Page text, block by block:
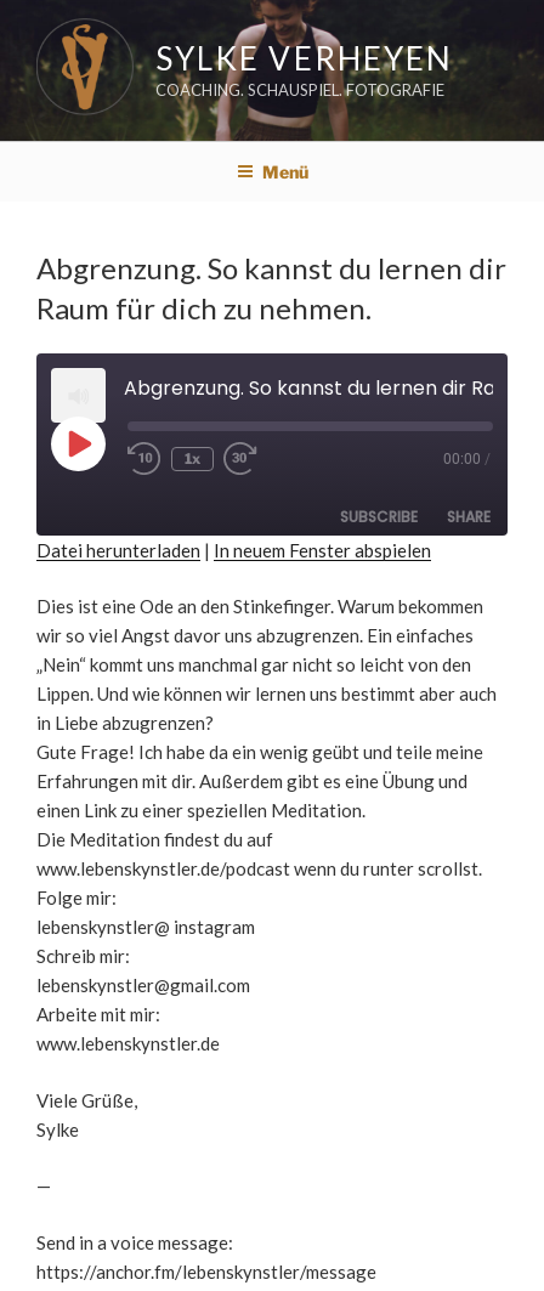
Inhalt
springen
SYLKE VERHEYEN
COACHING. SCHAUSPIEL. FOTOGRAFIE
Menü
Abgrenzung. So kannst du lernen dir
Raum für dich zu nehmen.
Play
Episode
Rewind
1x 00:00 /
SUBSCRIBE SHARE
RSS FEED
LINK
EMBED
Datei herunterladen | In neuem Fenster abspielen
Dies ist eine Ode an den Stinkefinger. Warum bekommen
wir so viel Angst davor uns abzugrenzen. Ein einfaches
„Nein“ kommt uns manchmal gar nicht so leicht von den
Lippen. Und wie können wir lernen uns bestimmt aber auch
in Liebe abzugrenzen?
Gute Frage! Ich habe da ein wenig geübt und teile meine
Erfahrungen mit dir. Außerdem gibt es eine Übung und
einen Link zu einer speziellen Meditation.
Die Meditation findest du auf
www.lebenskynstler.de/podcast wenn du runter scrollst.
Folge mir:
lebenskynstler@ instagram
Schreib mir:
lebenskynstler@gmail.com
Arbeite mit mir:
www.lebenskynstler.de
Viele Grüße,
Sylke
—
Send in a voice message:
https://anchor.fm/lebenskynstler/message